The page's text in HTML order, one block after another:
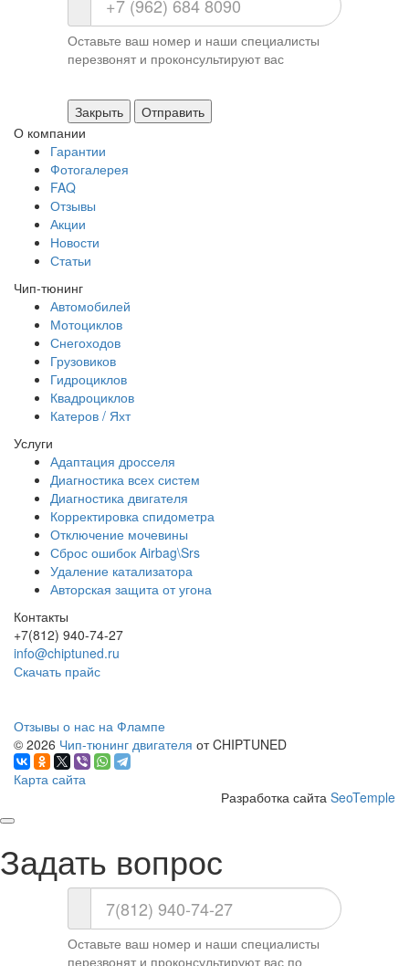
Оставьте ваш номер и наши специалисты
перезвонят и проконсультируют вас
Закрыть
Отправить
О компании
Гарантии
Фотогалерея
FAQ
Отзывы
Акции
Новости
Статьи
Чип-тюнинг
Автомобилей
Мотоциклов
Снегоходов
Грузовиков
Гидроциклов
Квадроциклов
Катеров / Яхт
Услуги
Адаптация дросселя
Диагностика всех систем
Диагностика двигателя
Корректировка спидометра
Отключение мочевины
Сброс ошибок Airbag\Srs
Удаление катализатора
Авторская защита от угона
Контакты
+7(812) 940-74-27
info@chiptuned.ru
Скачать прайс
Отзывы о нас на Флампе
© 2026 Чип-тюнинг двигателя от CHIPTUNED
Карта сайта
Разработка сайта SeoTemple
Задать вопрос
Оставьте ваш номер и наши специалисты
перезвонят и проконсультируют вас по